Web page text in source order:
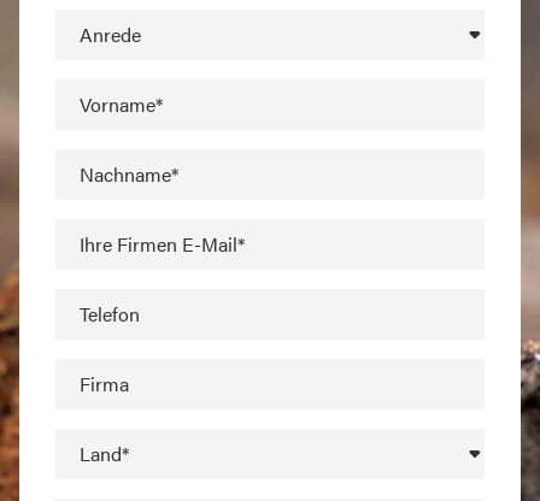
Anrede
Vorname*
Nachname*
Ihre Firmen E-Mail*
Telefon
Firma
Land*